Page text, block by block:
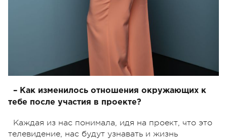
– Как изменилось отношения окружающих к
тебе после участия в проекте?
Каждая из нас понимала, идя на проект, что это
телевидение, нас будут узнавать и жизнь